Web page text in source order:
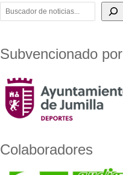
BUSCADOR DE NOTICIAS
Subvencionado por
Colaboradores